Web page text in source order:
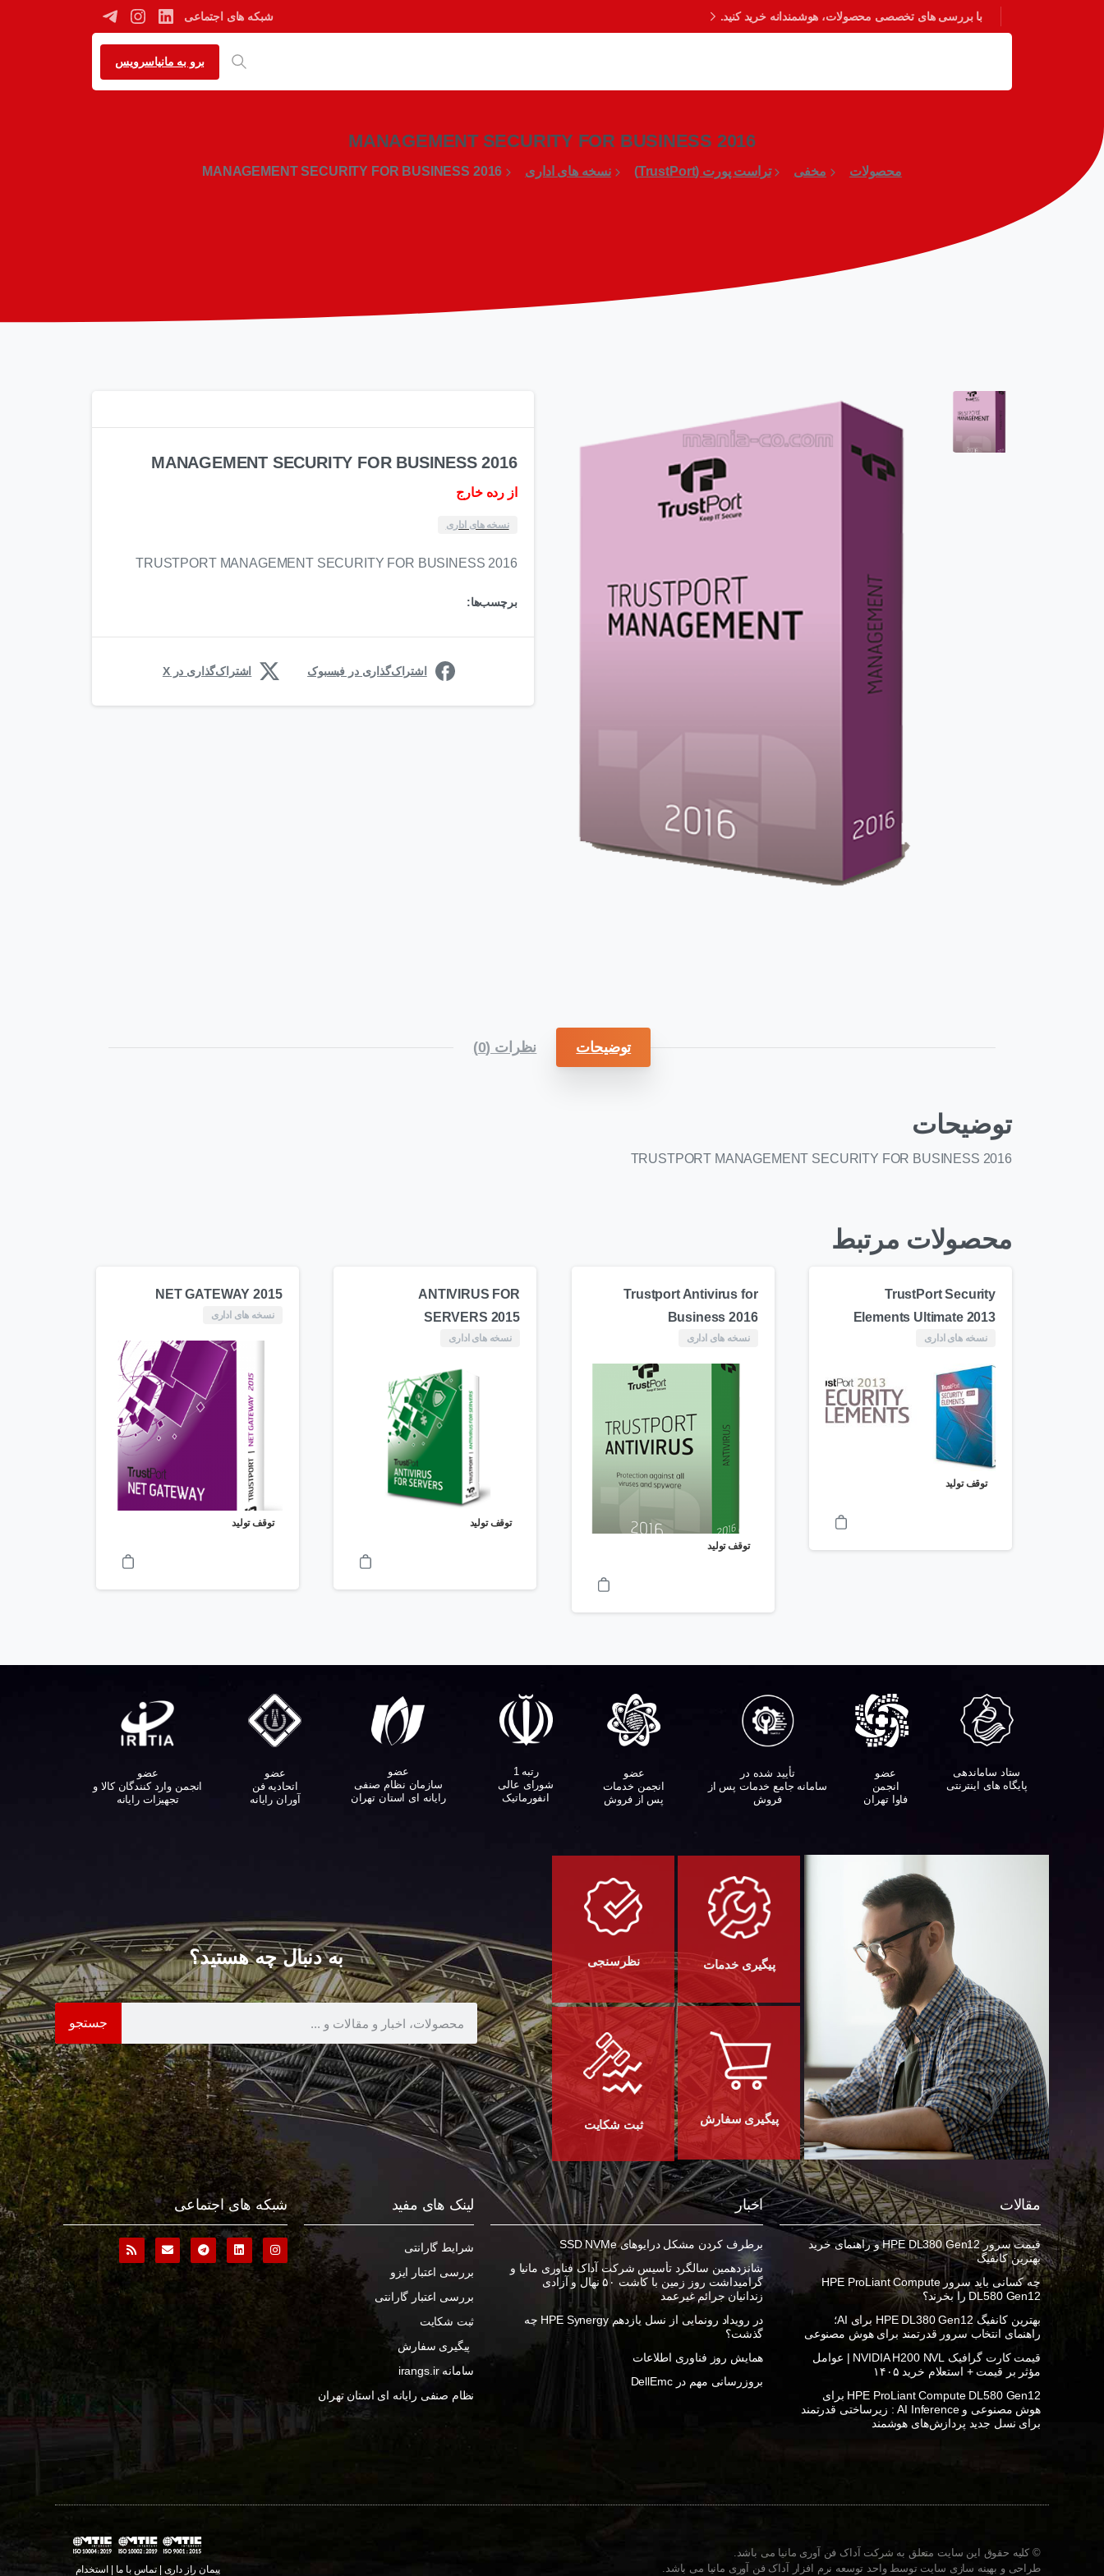
با بررسی های تخصصی محصولات، هوشمندانه خرید کنید. شبکه های اجتماعی
برو به مانیاسرویس
MANAGEMENT SECURITY FOR BUSINESS 2016
محصولات مخفی تراست پورت (TrustPort) نسخه های اداری MANAGEMENT SECURITY FOR BUSINESS 2016
MANAGEMENT SECURITY FOR BUSINESS 2016
از رده خارج
نسخه های اداری
TRUSTPORT MANAGEMENT SECURITY FOR BUSINESS 2016
برچسب‌ها:
اشتراک‌گذاری در فیسبوک اشتراک‌گذاری در X
توضیحات نظرات (0)
توضیحات
TRUSTPORT MANAGEMENT SECURITY FOR BUSINESS 2016
محصولات مرتبط
TrustPort Security
Elements Ultimate 2013
نسخه های اداری
توقف تولید
Trustport Antivirus for
Business 2016
نسخه های اداری
توقف تولید
ANTIVIRUS FOR
SERVERS 2015
نسخه های اداری
توقف تولید
NET GATEWAY 2015
نسخه های اداری
توقف تولید
ستاد ساماندهی
پایگاه های اینترنتی
عضو
انجمن
فاوا تهران
تأیید شده در
سامانه جامع خدمات پس از
فروش
عضو
انجمن خدمات
پس از فروش
رتبه 1
شورای عالی
انفورماتیک
عضو
سازمان نظام صنفی
رایانه ای استان تهران
عضو
اتحادیه فن
آوران رایانه
عضو
انجمن وارد کنندگان کالا و
تجهیزات رایانه‌
پیگیری خدمات نظرسنجی
پیگیری سفارش ثبت شکایت
به دنبال چه هستید؟
جستجو
مقالات
قیمت سرور HPE DL380 Gen12 و راهنمای خرید
بهترین کانفیگ
چه کسانی باید سرور HPE ProLiant Compute
DL580 Gen12 را بخرند؟
بهترین کانفیگ HPE DL380 Gen12 برای AI؛
راهنمای انتخاب سرور قدرتمند برای هوش مصنوعی
قیمت کارت گرافیک NVIDIA H200 NVL | عوامل
مؤثر بر قیمت + استعلام خرید ۱۴۰۵
HPE ProLiant Compute DL580 Gen12 برای
هوش مصنوعی و AI Inference : زیرساختی قدرتمند
برای نسل جدید پردازش‌های هوشمند
اخبار
برطرف کردن مشکل درایوهای SSD NVMe
شانزدهمین سالگرد تأسیس شرکت آداک فناوری مانیا و
گرامیداشت روز زمین با کاشت ۵۰ نهال و آزادی
زندانیان جرائم غیرعمد
در رویداد رونمایی از نسل یازدهم HPE Synergy چه
گذشت؟
همایش روز فناوری اطلاعات
بروزرسانی مهم در DellEmc
لینک های مفید
شرایط گارانتی
بررسی اعتبار ایزو
بررسی اعتبار گارانتی
ثبت شکایت
پیگیری سفارش
سامانه irangs.ir
نظام صنفی رایانه ای استان تهران
شبکه های اجتماعی
© کلیه حقوق این سایت متعلق به شرکت آداک فن آوری مانیا می باشد.
طراحی و بهینه سازی سایت توسط واحد توسعه نرم افزار آداک فن آوری مانیا می باشد.
پیمان راز داری | تماس با ما | استخدام